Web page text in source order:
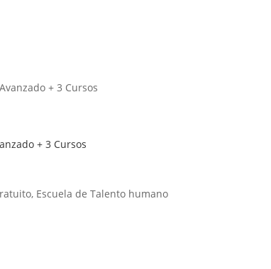
+ 3 Cursos
, Escuela de Talento humano